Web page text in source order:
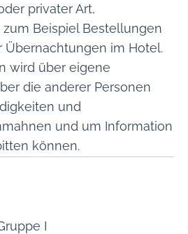
privater Art,
Beispiel Bestellungen
Übernachtungen im Hotel.
wird über eigene
die anderer Personen
und
und um Information
können.
I